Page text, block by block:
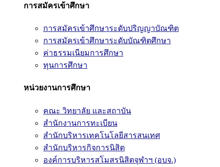
การสมัครเข้าศึกษา
การสมัครเข้าศึกษาระดับปริญญาบัณฑิต
การสมัครเข้าศึกษาระดับบัณฑิตศึกษา
ค่าธรรมเนียมการศึกษา
ทุนการศึกษา
หน่วยงานการศึกษา
คณะ วิทยาลัย และสถาบัน
สำนักงานการทะเบียน
สำนักบริหารเทคโนโลยีสารสนเทศ
สำนักบริหารกิจการนิสิต
องค์การบริหารสโมสรนิสิตจุฬาฯ (อบจ.)